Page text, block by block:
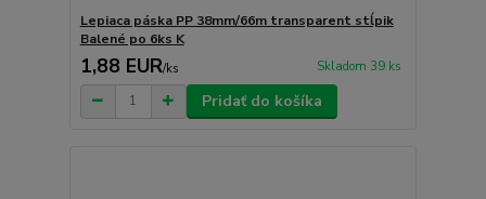
Lepiaca páska PP 38mm/66m transparent stĺpik
Balené po 6ks K
1,88 EUR/ks Skladom 39 ks
Pridať do košíka